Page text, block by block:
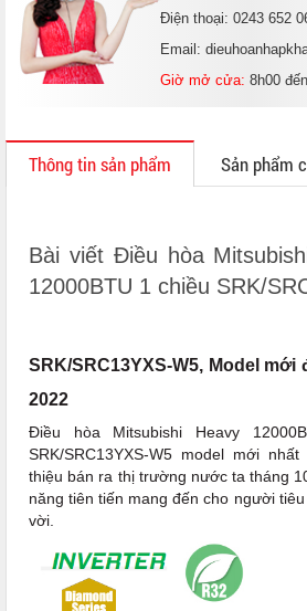
Điện thoại: 0243 652
Email:
Giờ mở cửa: 8h00
Thông tin sản phẩm Sản phẩm
Bài viết Điều hòa
12000BTU 1 chiều SRK/
SRK/SRC13YXS-W5, Model
2022
Điều hòa Mitsubishi Heavy
SRK/SRC13YXS-W5 model mới
thiệu bán ra thị trường nước ta tháng
năng tiên tiến mang đến cho người
vời.